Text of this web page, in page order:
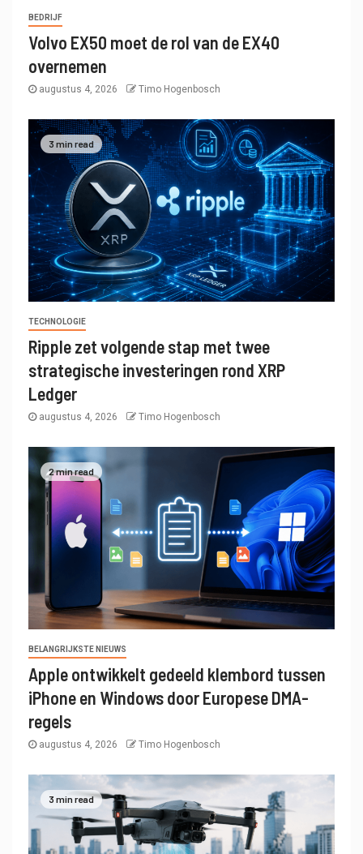
BEDRIJF
Volvo EX50 moet de rol van de EX40
overnemen
augustus 4, 2026 Timo Hogenbosch
3 min read
TECHNOLOGIE
Ripple zet volgende stap met twee
strategische investeringen rond XRP
Ledger
augustus 4, 2026 Timo Hogenbosch
2 min read
BELANGRIJKSTE NIEUWS
Apple ontwikkelt gedeeld klembord tussen
iPhone en Windows door Europese DMA-
regels
augustus 4, 2026 Timo Hogenbosch
3 min read